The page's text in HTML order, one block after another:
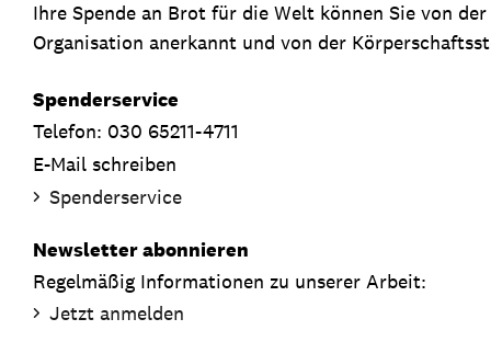
Ihre Spende an Brot für die Welt können Sie von
Organisation anerkannt und von der
Spenderservice
Telefon: 030 65211-4711
E-Mail schreiben
Spenderservice
Newsletter abonnieren
Regelmäßig Informationen zu unserer Arbeit:
Jetzt anmelden